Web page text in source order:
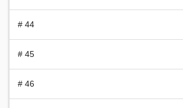
# 44
# 45
# 46